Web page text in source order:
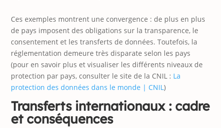
Ces exemples montrent une convergence : de plus en plus
de pays imposent des obligations sur la transparence, le
consentement et les transferts de données. Toutefois, la
réglementation demeure très disparate selon les pays
(pour en savoir plus et visualiser les différents niveaux de
protection par pays, consulter le site de la CNIL : La
protection des données dans le monde | CNIL)
Transferts internationaux : cadre
et conséquences